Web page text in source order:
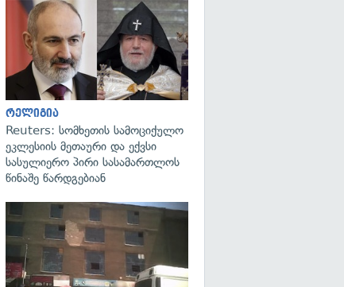
გადახედვა
რელიგია
Reuters: სომხეთის სამოციქულო
ეკლესიის მეთაური და ექვსი
სასულიერო პირი სასამართლოს
წინაშე წარდგებიან